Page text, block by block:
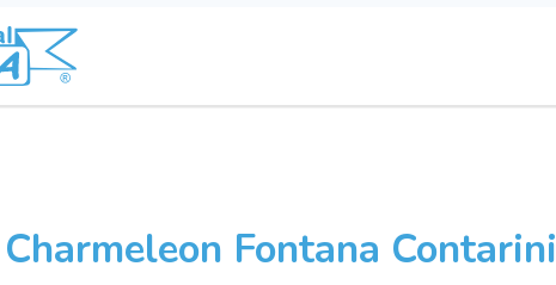
Fontana Contarini